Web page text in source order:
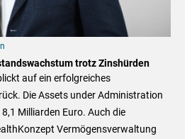
trotz Zinshürden
auf ein erfolgreiches
Die Assets under Administration
Milliarden Euro. Auch die
Vermögensverwaltung